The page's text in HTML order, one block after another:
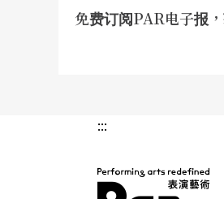
此剧以语言叙述为基底
台一方自黑土堆长出的
台词，以及就日常劳动
秘密。或许要略为单薄
免费订阅PAR电子报
:::